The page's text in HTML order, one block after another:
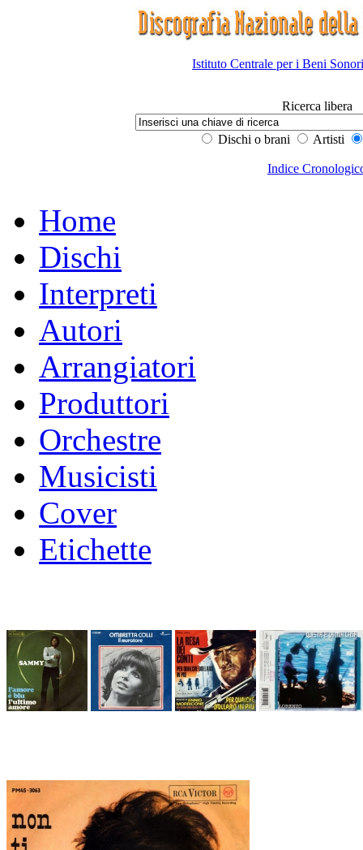
Istituto Centrale per i Beni
Ricerca libera
Dischi o brani Artisti
Indice
Home
Dischi
Interpreti
Autori
Arrangiatori
Produttori
Orchestre
Musicisti
Cover
Etichette